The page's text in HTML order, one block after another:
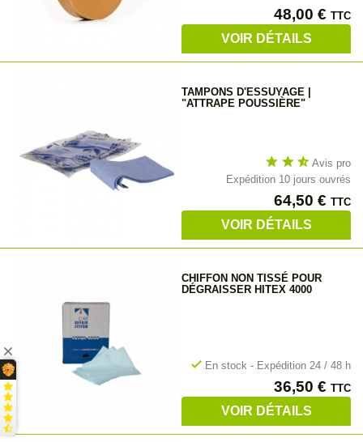
Prix
48,00 € TTC
VOIR DÉTAILS
TAMPONS D'ESSUYAGE |
"ATTRAPE POUSSIÈRE"
star star star_half Avis pro
Expédition 10 jours ouvrés
Prix
64,50 € TTC
VOIR DÉTAILS
CHIFFON NON TISSÉ POUR
DÉGRAISSER HITEX 4000
check En stock - Expédition 24 / 48 h
Prix
36,50 € TTC
VOIR DÉTAILS